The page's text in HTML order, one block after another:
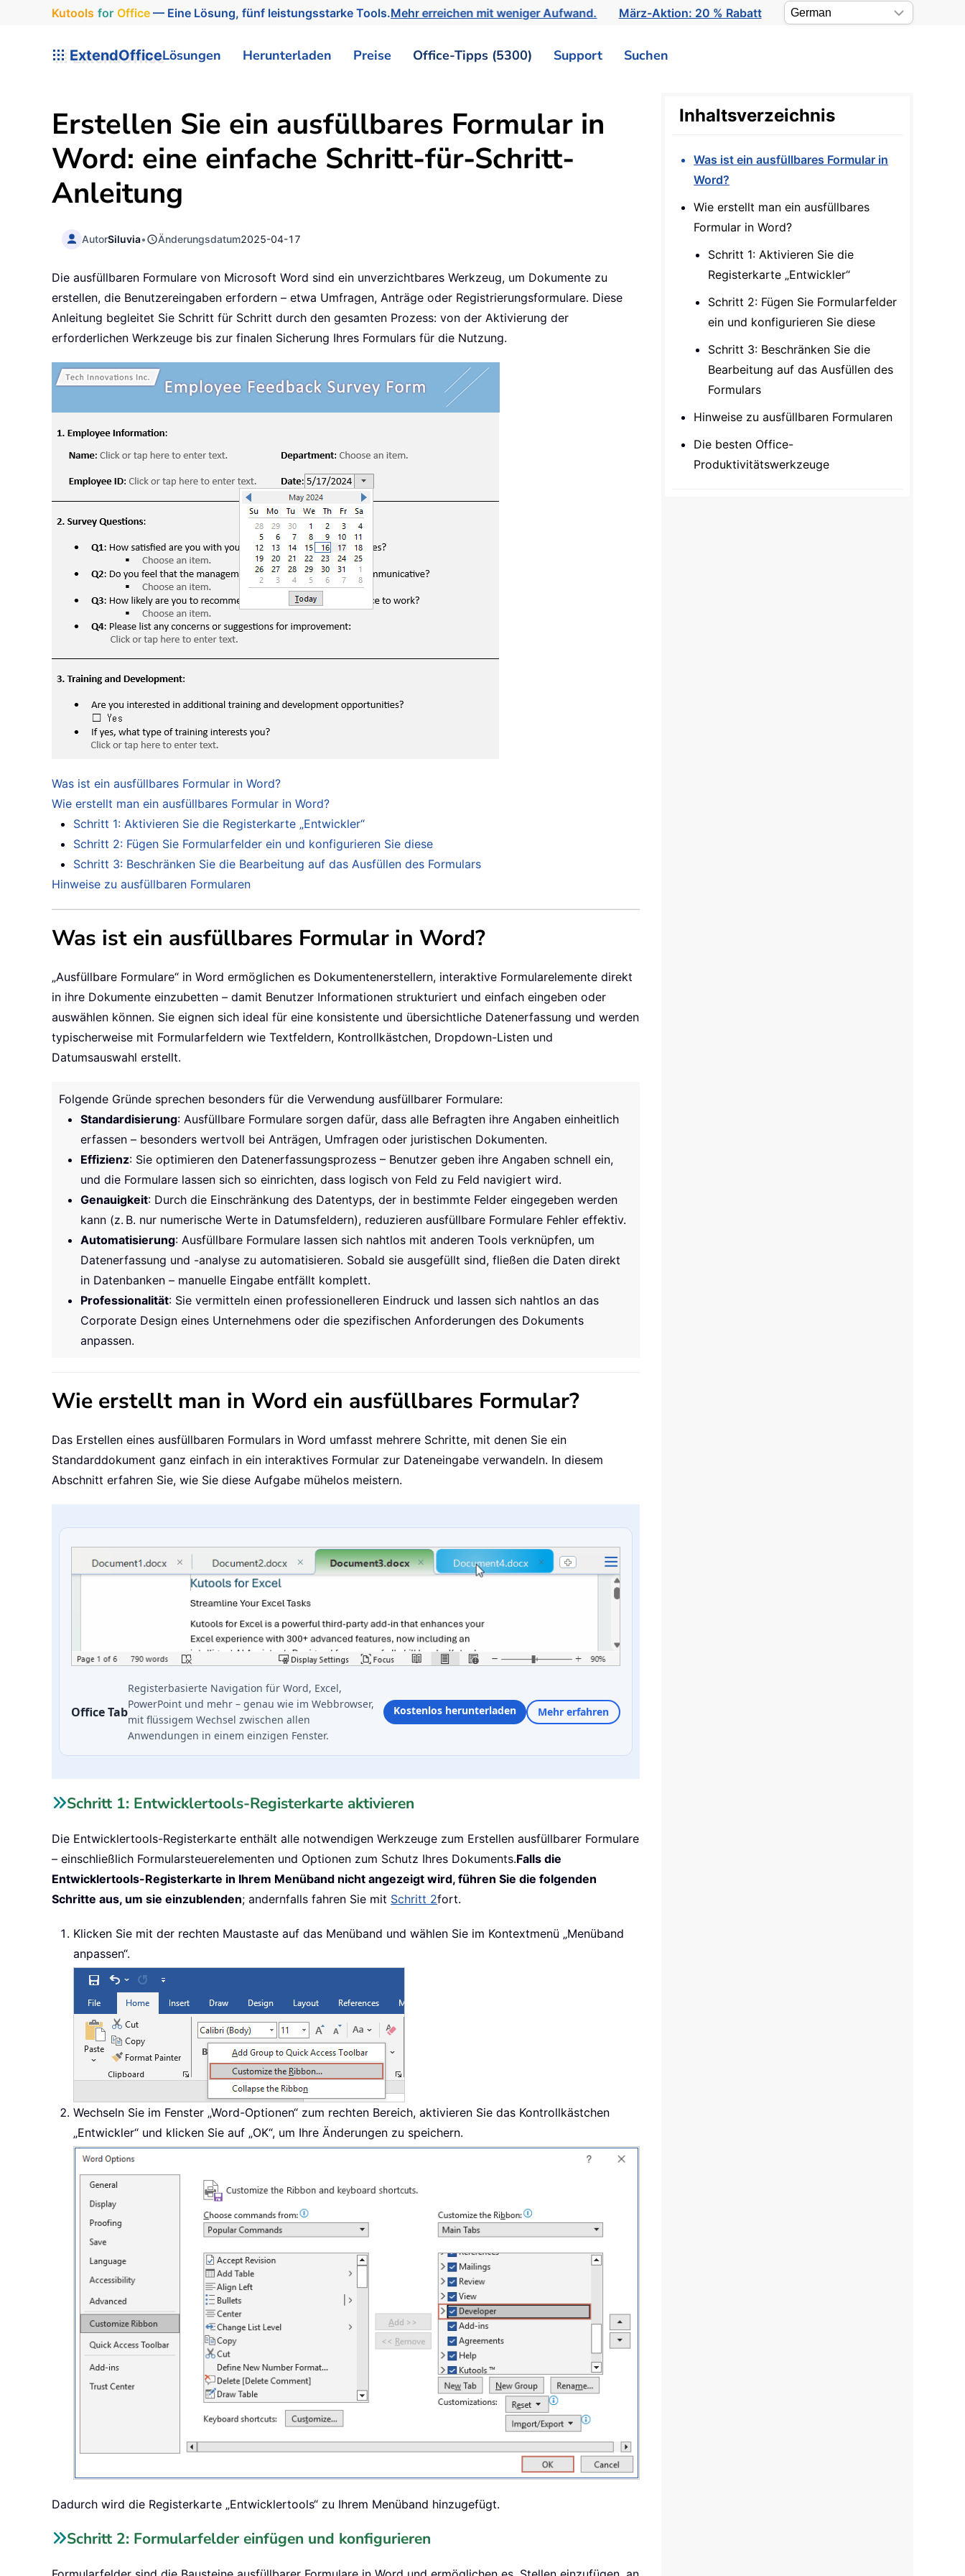
Kutools for Office— Eine Lösung, fünf leistungsstarke Tools.Mehr erreichen mit weniger Aufwand. März-Aktion: 20 % Rabatt
ExtendOfficeLösungen Herunterladen Preise Office-Tipps (5300) Support Suchen
Erstellen Sie ein ausfüllbares Formular in
Word: eine einfache Schritt-für-Schritt-
Anleitung
AutorSiluvia• Änderungsdatum2025-04-17
Die ausfüllbaren Formulare von Microsoft Word sind ein unverzichtbares Werkzeug, um Dokumente zu
erstellen, die Benutzereingaben erfordern – etwa Umfragen, Anträge oder Registrierungsformulare. Diese
Anleitung begleitet Sie Schritt für Schritt durch den gesamten Prozess: von der Aktivierung der
erforderlichen Werkzeuge bis zur finalen Sicherung Ihres Formulars für die Nutzung.
Was ist ein ausfüllbares Formular in Word?
Wie erstellt man ein ausfüllbares Formular in Word?
Schritt 1: Aktivieren Sie die Registerkarte „Entwickler“
Schritt 2: Fügen Sie Formularfelder ein und konfigurieren Sie diese
Schritt 3: Beschränken Sie die Bearbeitung auf das Ausfüllen des Formulars
Hinweise zu ausfüllbaren Formularen
Was ist ein ausfüllbares Formular in Word?
„Ausfüllbare Formulare“ in Word ermöglichen es Dokumentenerstellern, interaktive Formularelemente direkt
in ihre Dokumente einzubetten – damit Benutzer Informationen strukturiert und einfach eingeben oder
auswählen können. Sie eignen sich ideal für eine konsistente und übersichtliche Datenerfassung und werden
typischerweise mit Formularfeldern wie Textfeldern, Kontrollkästchen, Dropdown-Listen und
Datumsauswahl erstellt.
Folgende Gründe sprechen besonders für die Verwendung ausfüllbarer Formulare:
Standardisierung: Ausfüllbare Formulare sorgen dafür, dass alle Befragten ihre Angaben einheitlich
erfassen – besonders wertvoll bei Anträgen, Umfragen oder juristischen Dokumenten.
Effizienz: Sie optimieren den Datenerfassungsprozess – Benutzer geben ihre Angaben schnell ein,
und die Formulare lassen sich so einrichten, dass logisch von Feld zu Feld navigiert wird.
Genauigkeit: Durch die Einschränkung des Datentyps, der in bestimmte Felder eingegeben werden
kann (z. B. nur numerische Werte in Datumsfeldern), reduzieren ausfüllbare Formulare Fehler effektiv.
Automatisierung: Ausfüllbare Formulare lassen sich nahtlos mit anderen Tools verknüpfen, um
Datenerfassung und -analyse zu automatisieren. Sobald sie ausgefüllt sind, fließen die Daten direkt
in Datenbanken – manuelle Eingabe entfällt komplett.
Professionalität: Sie vermitteln einen professionelleren Eindruck und lassen sich nahtlos an das
Corporate Design eines Unternehmens oder die spezifischen Anforderungen des Dokuments
anpassen.
Wie erstellt man in Word ein ausfüllbares Formular?
Das Erstellen eines ausfüllbaren Formulars in Word umfasst mehrere Schritte, mit denen Sie ein
Standarddokument ganz einfach in ein interaktives Formular zur Dateneingabe verwandeln. In diesem
Abschnitt erfahren Sie, wie Sie diese Aufgabe mühelos meistern.
Office Tab
Registerbasierte Navigation für Word, Excel,
PowerPoint und mehr – genau wie im Webbrowser,
mit flüssigem Wechsel zwischen allen
Anwendungen in einem einzigen Fenster.
Kostenlos herunterladen Mehr erfahren
Schritt 1: Entwicklertools-Registerkarte aktivieren
Die Entwicklertools-Registerkarte enthält alle notwendigen Werkzeuge zum Erstellen ausfüllbarer Formulare
– einschließlich Formularsteuerelementen und Optionen zum Schutz Ihres Dokuments.Falls die
Entwicklertools-Registerkarte in Ihrem Menüband nicht angezeigt wird, führen Sie die folgenden
Schritte aus, um sie einzublenden; andernfalls fahren Sie mit Schritt 2fort.
Klicken Sie mit der rechten Maustaste auf das Menüband und wählen Sie im Kontextmenü „Menüband
anpassen“.
Wechseln Sie im Fenster „Word-Optionen“ zum rechten Bereich, aktivieren Sie das Kontrollkästchen
„Entwickler“ und klicken Sie auf „OK“, um Ihre Änderungen zu speichern.
Dadurch wird die Registerkarte „Entwicklertools“ zu Ihrem Menüband hinzugefügt.
Schritt 2: Formularfelder einfügen und konfigurieren
Inhaltsverzeichnis
Was ist ein ausfüllbares Formular in
Word?
Wie erstellt man ein ausfüllbares
Formular in Word?
Schritt 1: Aktivieren Sie die
Registerkarte „Entwickler“
Schritt 2: Fügen Sie Formularfelder
ein und konfigurieren Sie diese
Schritt 3: Beschränken Sie die
Bearbeitung auf das Ausfüllen des
Formulars
Hinweise zu ausfüllbaren Formularen
Die besten Office-
Produktivitätswerkzeuge